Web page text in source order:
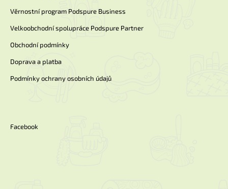
Věrnostní program Podspure Business
Velkoobchodní spolupráce Podspure Partner
Obchodní podmínky
Doprava a platba
Podmínky ochrany osobních údajů
Facebook